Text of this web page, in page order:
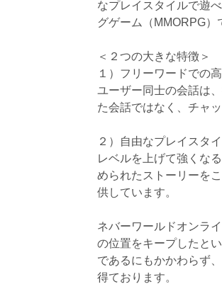
なプレイスタイルで遊
グゲーム（MMORPG）
＜２つの大きな特徴＞
１）フリーワードでの
ユーザー同士の会話は
た会話ではなく、チャ
２）自由なプレイスタ
レベルを上げて強くな
められたストーリーを
供しています。
ネバーワールドオンラ
の位置をキープしたと
であるにもかかわらず
得ております。